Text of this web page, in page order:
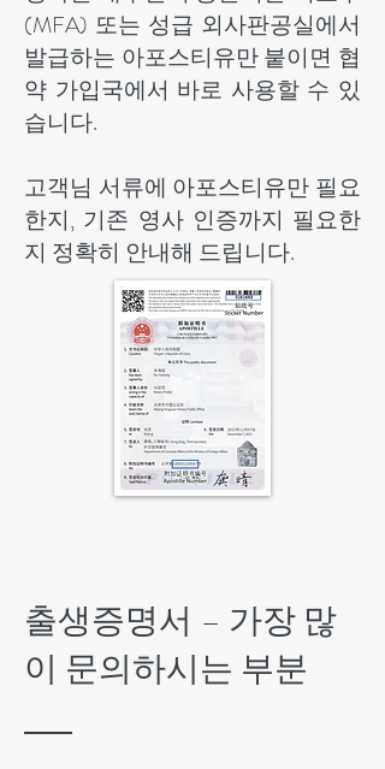
(MFA) 또는 성급 외사판공실에서
발급하는 아포스티유만 붙이면 협
약 가입국에서 바로 사용할 수 있
습니다.
고객님 서류에 아포스티유만 필요
한지, 기존 영사 인증까지 필요한
지 정확히 안내해 드립니다.
출생증명서 – 가장 많
이 문의하시는 부분